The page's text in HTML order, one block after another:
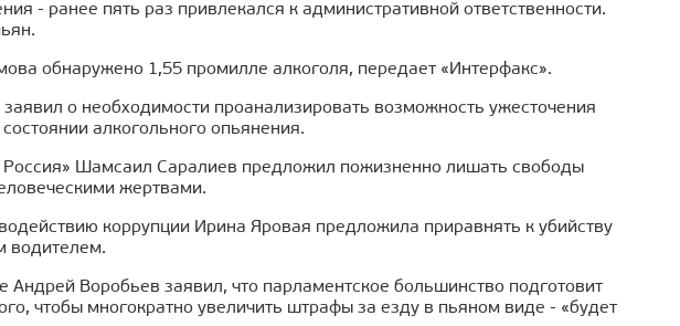
- ранее пять раз привлекался к административной ответственности.
обнаружено 1,55 промилле алкоголя, передает «Интерфакс».
о необходимости проанализировать возможность ужесточения
алкогольного опьянения.
Россия» Шамсаил Саралиев предложил пожизненно лишать свободы
жертвами.
коррупции Ирина Яровая предложила приравнять к убийству
водителем.
Воробьев заявил, что парламентское большинство подготовит
чтобы многократно увеличить штрафы за езду в пьяном виде - «будет